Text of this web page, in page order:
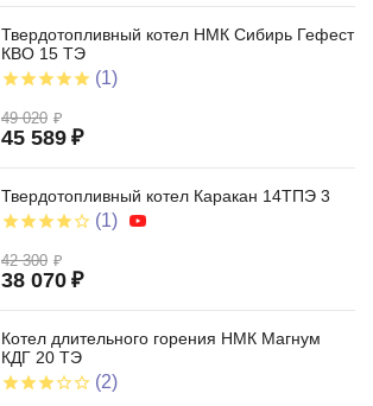
Твердотопливный котел НМК Сибирь Гефест
КВО 15 ТЭ
(1)
49 020 ₽
45 589 ₽
Твердотопливный котел Каракан 14ТПЭ 3
(1)
42 300 ₽
38 070 ₽
Котел длительного горения НМК Магнум
КДГ 20 ТЭ
(2)